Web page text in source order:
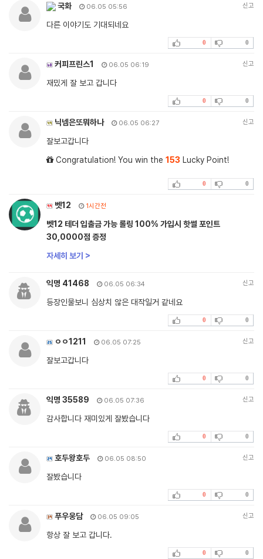
국화 06.05 05:56 신고
다른 이야기도 기대되네요
0 0
커피프린스1 06.05 06:19 신고
재밌게 잘 보고 갑니다
0 0
닉넴은또뭐하나 06.05 06:27 신고
잘보고갑니다
Congratulation! You win the 153 Lucky Point!
0 0
벳12 1시간전
벳12 테더 입출금 가능 롤링 100% 가입시 핫썰 포인트
30,0000점 증정
자세히 보기 >
익명 41468 06.05 06:34 신고
등장인물보니 심상치 않은 대작일거 같네요
0 0
ㅇㅇ1211 06.05 07:25 신고
잘보고갑니다
0 0
익명 35589 06.05 07:36 신고
감사합니다 재미있게 잘봤습니다
0 0
호두왕호두 06.05 08:50 신고
잘봤습니다
0 0
푸우웅담 06.05 09:05 신고
항상 잘 보고 갑니다.
0 0